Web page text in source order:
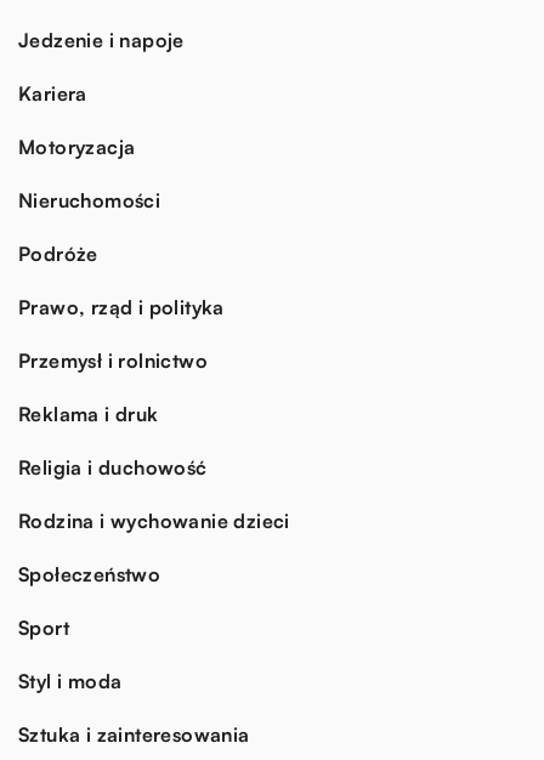
Jedzenie i napoje
Kariera
Motoryzacja
Nieruchomości
Podróże
Prawo, rząd i polityka
Przemysł i rolnictwo
Reklama i druk
Religia i duchowość
Rodzina i wychowanie dzieci
Społeczeństwo
Sport
Styl i moda
Sztuka i zainteresowania